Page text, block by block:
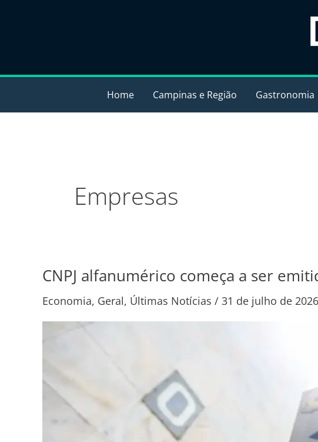
Home Campinas e Região Gastronomia
Empresas
CNPJ alfanumérico começa a ser
Economia, Geral, Últimas Notícias / 31 de julho de 2026
CNPJ
começa
ser
nesta
sexta